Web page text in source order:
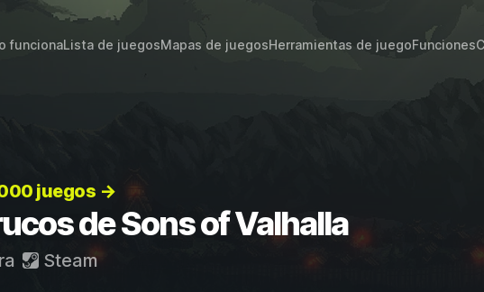
funcionaLista de juegosMapas de juegosHerramientas de juegoFunciones
juegos →
de Sons of Valhalla
Steam